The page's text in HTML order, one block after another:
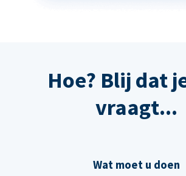
Hoe? Blij dat
vraagt...
Wat moet u doen